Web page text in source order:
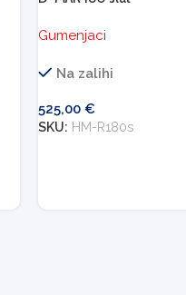
Gumenjaci
Na zalihi
525,00 €
SKU: HM-R180s